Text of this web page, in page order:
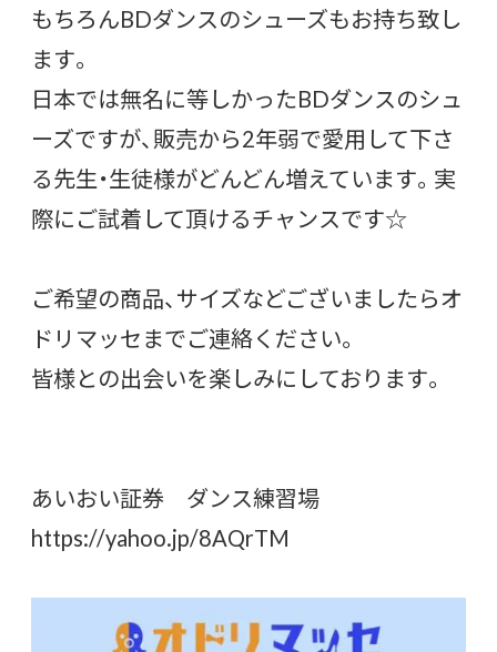
もちろんBDダンスのシューズもお持ち致し
ます。
日本では無名に等しかったBDダンスのシュ
ーズですが、販売から2年弱で愛用して下さ
る先生・生徒様がどんどん増えています。実
際にご試着して頂けるチャンスです☆
ご希望の商品、サイズなどございましたらオ
ドリマッセまでご連絡ください。
皆様との出会いを楽しみにしております。
あいおい証券 ダンス練習場
https://yahoo.jp/8AQrTM